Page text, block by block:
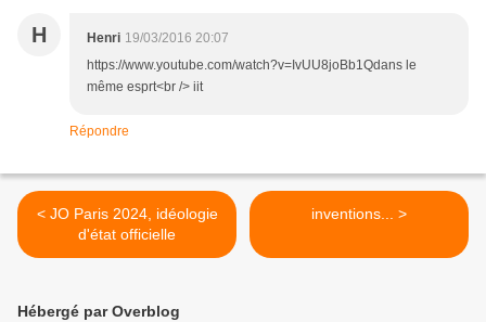
H Henri 19/03/2016 20:07
https://www.youtube.com/watch?v=IvUU8joBb1Qdans le
même esprt<br /> iit
Répondre
< JO Paris 2024, idéologie
d'état officielle
inventions... >
Hébergé par Overblog